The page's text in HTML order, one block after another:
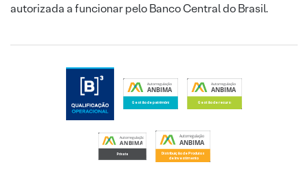
autorizada a funcionar pelo Banco Central do Brasil.